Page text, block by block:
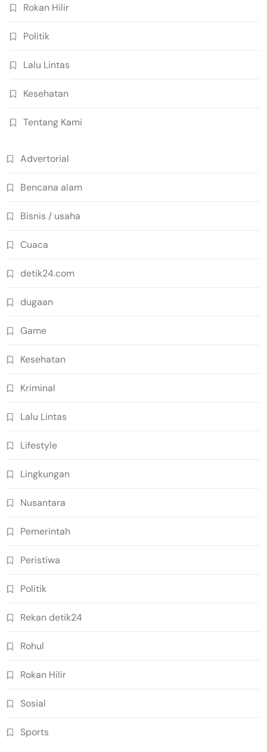
Rokan Hilir
Politik
Lalu Lintas
Kesehatan
Tentang Kami
Advertorial
Bencana alam
Bisnis / usaha
Cuaca
detik24.com
dugaan
Game
Kesehatan
Kriminal
Lalu Lintas
Lifestyle
Lingkungan
Nusantara
Pemerintah
Peristiwa
Politik
Rekan detik24
Rohul
Rokan Hilir
Sosial
Sports